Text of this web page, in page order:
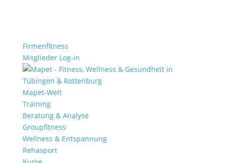
Firmenfitness
Mitglieder Log-in
Mapet-Welt
Training
Beratung & Analyse
Groupfitness
Wellness & Entspannung
Rehasport